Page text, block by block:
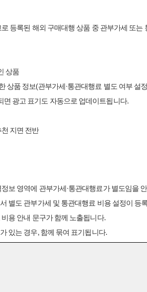
로 등록된 해외 구매대행 상품 중 관부가세 또는
상품
상품 정보(관부가세 ·통관대행료 별도 여부 설
면 광고 표기도 자동으로 업데이트됩니다.
지면 전반
정보 영역에 관부가세 ·통관대행료가 별도임을
별도 관부가세 및 통관대행료 비용 설정이 등
용 안내 문구가 함께 노출됩니다.
있는 경우, 함께 묶여 표기됩니다.